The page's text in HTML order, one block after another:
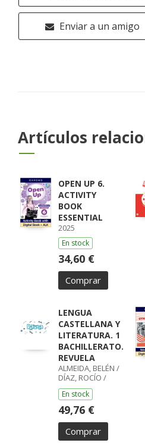
Enviar a un amigo
Artículos
OPEN UP 6.
ACTIVITY
BOOK
ESSENTIAL
2025
En stock
34,60 €
Comprar
LENGUA
CASTELLANA Y
LITERATURA. 1
BACHILLERATO.
REVUELA
ALMEIDA, BELÉN /
DÍAZ, ROCÍO /
GUMIEL, SILVIA /
PÉREZ, ISABEL /
BOYANO,
RICARDO / LODÍN,
PATRICIA /
ZUBICOA
En stock
49,76 €
Comprar